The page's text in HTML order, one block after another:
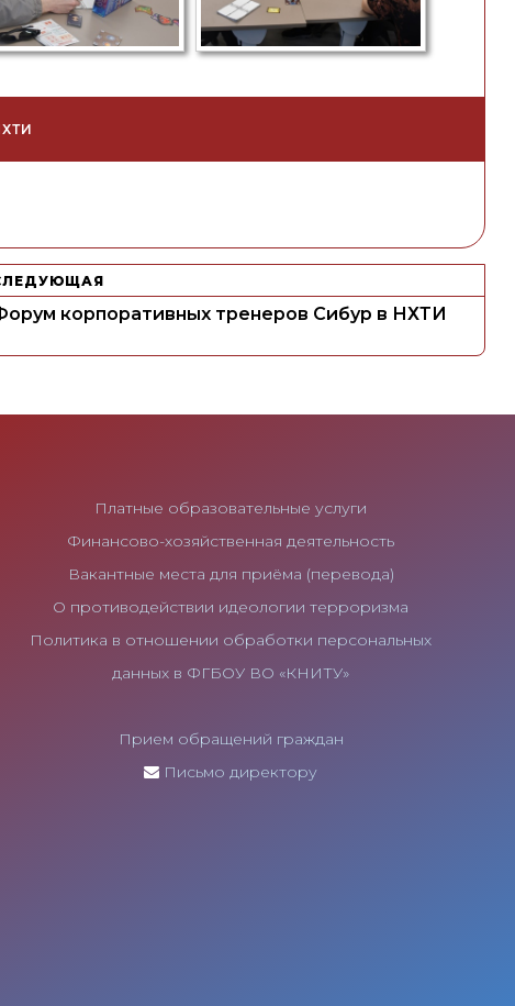
корпоративных тренеров Сибур в НХТИ
Платные образовательные услуги
Финансово-хозяйственная деятельность
Вакантные места для приёма (перевода)
О противодействии идеологии терроризма
Политика в отношении обработки персональных
данных в ФГБОУ ВО «КНИТУ»
Прием обращений граждан
Письмо директору